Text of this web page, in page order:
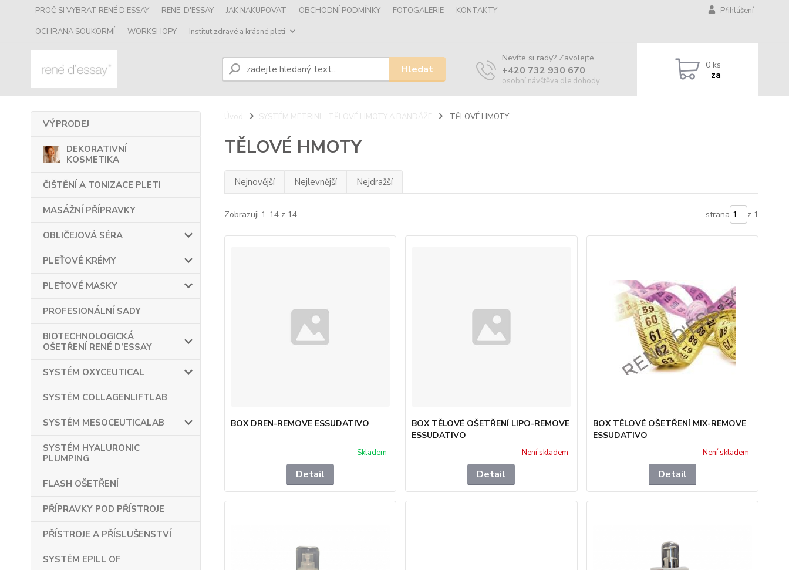
PROČ SI VYBRAT RENÉ D'ESSAY RENE' D'ESSAY JAK NAKUPOVAT OBCHODNÍ PODMÍNKY FOTOGALERIE
KONTAKTY
OCHRANA SOUKORMÍ
WORKSHOPY Institut zdravé a krásné pleti
Přihlášení
Hledat
Nevíte si rady? Zavolejte.
+420 732 930 670
osobní návštěva dle dohody
0 ks
za
VÝPRODEJ
DEKORATIVNÍ
KOSMETIKA
ČIŠTĚNÍ A TONIZACE PLETI
MASÁŽNÍ PŘÍPRAVKY
OBLIČEJOVÁ SÉRA
PLEŤOVÉ KRÉMY
PLEŤOVÉ MASKY
PROFESIONÁLNÍ SADY
BIOTECHNOLOGICKÁ
OŠETŘENÍ RENÉ D’ESSAY
SYSTÉM OXYCEUTICAL
SYSTÉM COLLAGENLIFTLAB
SYSTÉM MESOCEUTICALAB
SYSTÉM HYALURONIC
PLUMPING
FLASH OŠETŘENÍ
PŘÍPRAVKY POD PŘÍSTROJE
PŘÍSTROJE A PŘÍSLUŠENSTVÍ
SYSTÉM EPILL OF
Úvod SYSTÉM METRINI - TĚLOVÉ HMOTY A BANDÁŽE TĚLOVÉ HMOTY
TĚLOVÉ HMOTY
Nejnovější Nejlevnější Nejdražší
Zobrazuji 1-14 z 14 strana z 1
BOX DREN-REMOVE ESSUDATIVO
Skladem
Detail
BOX TĚLOVÉ OŠETŘENÍ LIPO-REMOVE
ESSUDATIVO
Není skladem
Detail
BOX TĚLOVÉ OŠETŘENÍ MIX-REMOVE
ESSUDATIVO
Není skladem
Detail